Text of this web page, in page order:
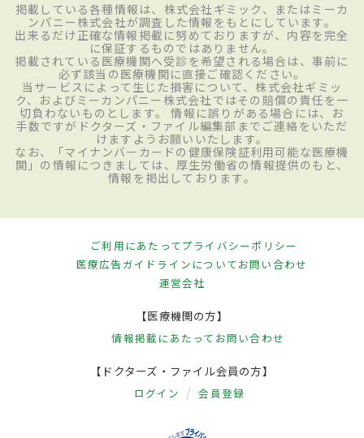
掲載している各種情報は、株式会社ギミック、またはミーカ
ンパニー株式会社が調査した情報をもとにしています。
出来るだけ正確な情報掲載に努めておりますが、内容を完全
に保証するものではありません。
掲載されている医療機関へ受診を希望される場合は、事前に
必ず該当の医療機関に直接ご確認ください。
当サービスによって生じた損害について、株式会社ギミッ
ク、およびミーカンパニー株式会社ではその賠償の責任を一
切負わないものとします。 情報に誤りがある場合には、お
手数ですがドクターズ・ファイル編集部までご連絡をいただ
けますようお願いいたします。
なお、「マイナンバーカードの健康保険証利用可能な医療機
関」の情報につきましては、厚生労働省の情報提供のもと、
情報を掲出しております。
ご利用にあたってプライバシーポリシー
医療広告ガイドラインについてお問い合わせ
運営会社
【医療機関の方】
情報掲載にあたって お問い合わせ
【ドクターズ・ファイル会員の方】
ログイン 会員登録